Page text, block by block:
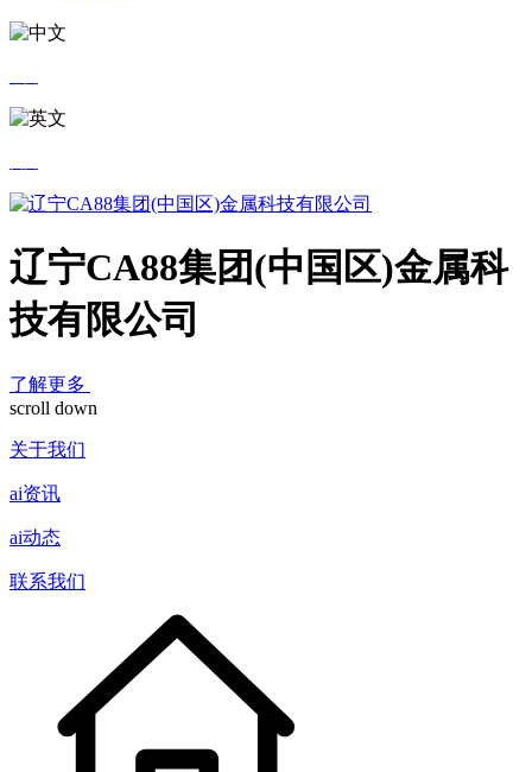
辽宁CA88集团(中国区)金属科
技有限公司
了解更多
scroll down
关于我们
ai资讯
ai动态
联系我们